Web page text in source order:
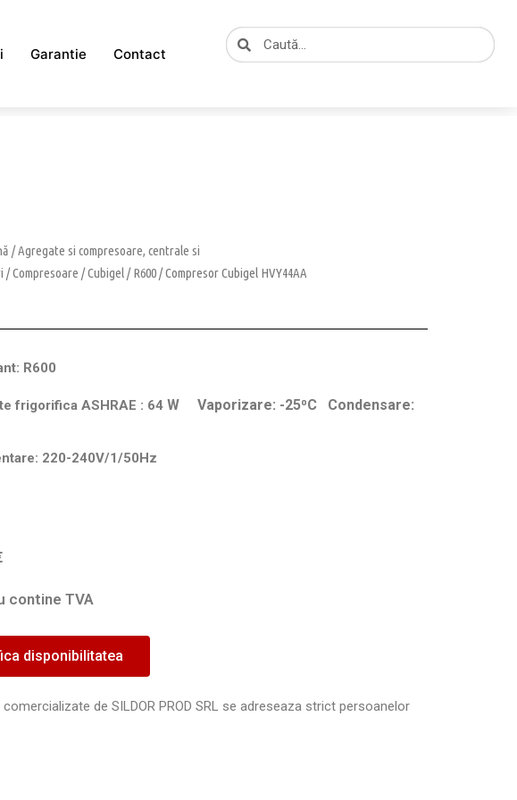
Garantie Contact
CautăCaută
/Agregate si compresoare, centrale si
/Compresoare /Cubigel/R600/ Compresor Cubigel HVY44AA
R600
frigorifica ASHRAE : 64 W Vaporizare: -25⁰C Condensare:
220-240V/1/50Hz
contine TVA
disponibilitatea
de SILDOR PROD SRL se adreseaza strict persoanelor